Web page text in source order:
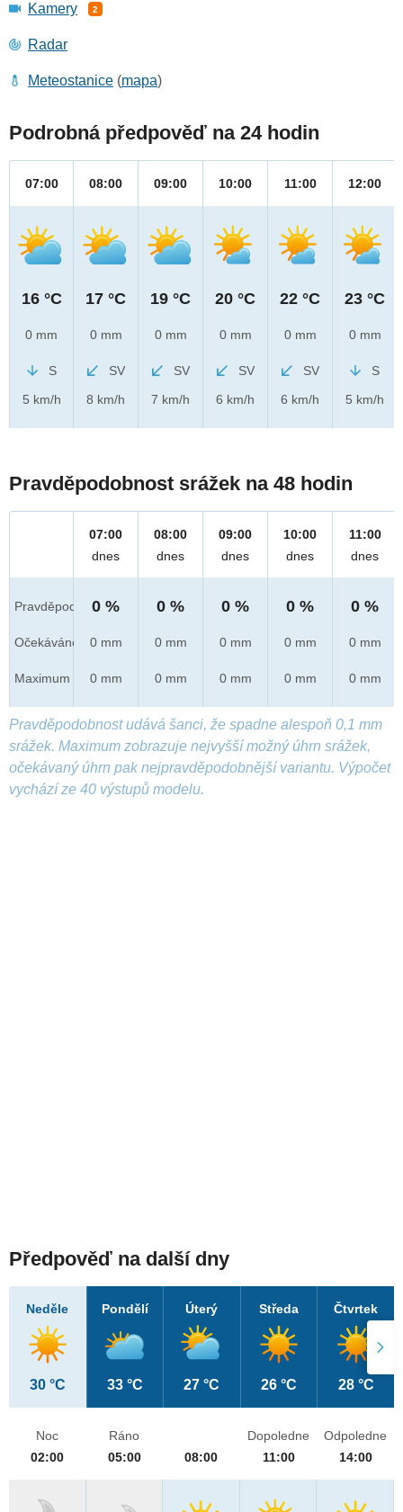
Kamery 2
Radar
Meteostanice (mapa)
Podrobná předpověď na 24 hodin
07:00
16 °C
0 mm
S
5 km/h
08:00
17 °C
0 mm
SV
8 km/h
09:00
19 °C
0 mm
SV
7 km/h
10:00
20 °C
0 mm
SV
6 km/h
11:00
22 °C
0 mm
SV
6 km/h
12:00
23 °C
0 mm
S
5 km/h
Pravděpodobnost srážek na 48 hodin
Pravděpod.
Očekáváno
Maximum
07:00
dnes
0 %
0 mm
0 mm
08:00
dnes
0 %
0 mm
0 mm
09:00
dnes
0 %
0 mm
0 mm
10:00
dnes
0 %
0 mm
0 mm
11:00
dnes
0 %
0 mm
0 mm
Pravděpodobnost udává šanci, že spadne alespoň 0,1 mm
srážek. Maximum zobrazuje nejvyšší možný úhrn srážek,
očekávaný úhrn pak nejpravděpodobnější variantu. Výpočet
vychází ze 40 výstupů modelu.
Předpověď na další dny
Neděle
30 °C
Pondělí
33 °C
Úterý
27 °C
Středa
26 °C
Čtvrtek
28 °C
Noc
02:00
Ráno
05:00
08:00
Dopoledne
11:00
Odpoledne
14:00